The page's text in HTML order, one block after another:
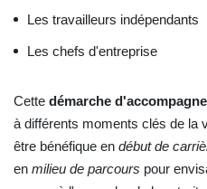
Les travailleurs indépendants
Les chefs d'entreprise
Cette démarche
à différents moments clés de la
être bénéfique en début de
en milieu de parcours pour